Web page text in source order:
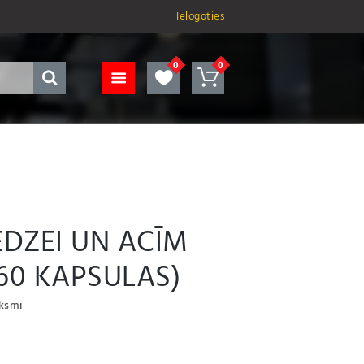
Ielogoties
UN ACĪM
KAPSULAS)